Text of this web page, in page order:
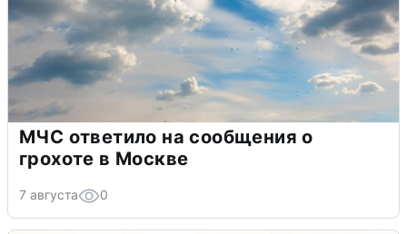
МЧС ответило на сообщения о
грохоте в Москве
7 августа 0